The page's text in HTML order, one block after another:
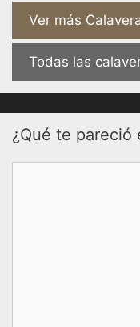
Ver más
Todas las
¿Qué te pareció